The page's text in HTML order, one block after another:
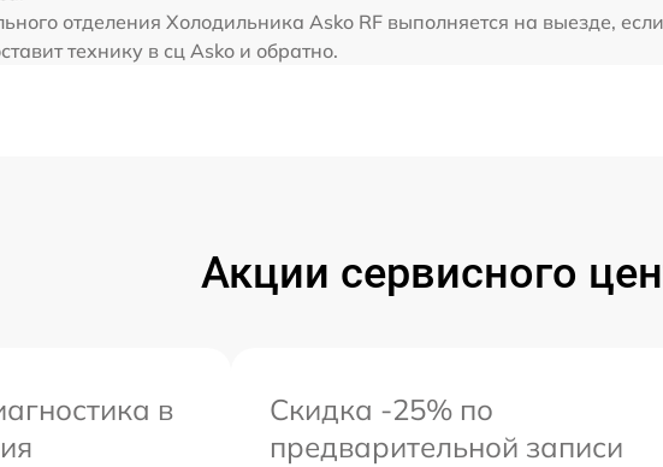
отделения Холодильника Asko RF выполняется на выезде,
технику в сц Asko и обратно.
Акции сервисного
в
Скидка -25% по
предварительной записи